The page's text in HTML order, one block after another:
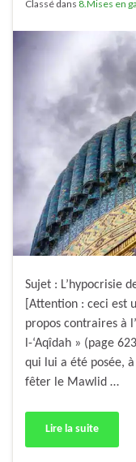
Classé dans 8.Mises en
Sujet : L’hypocrisie
[Attention : ceci est
propos contraires à
l-‘Aqîdah » (page
qui lui a été posée,
fêter le Mawlid …
Lire la suite